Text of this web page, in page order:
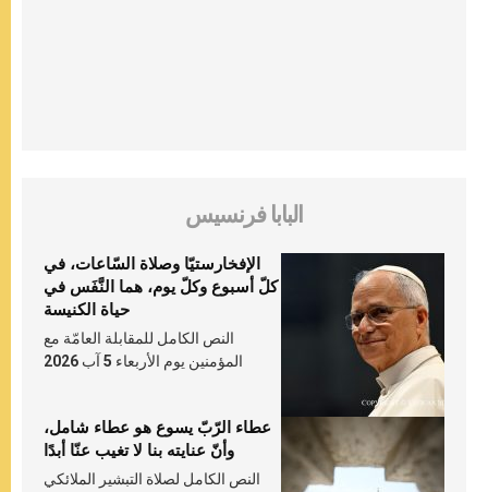
البابا فرنسيس
الإفخارستيّا وصلاة السّاعات، في
كلّ أسبوع وكلّ يوم، هما النَّفَس في
حياة الكنيسة
النص الكامل للمقابلة العامّة مع
المؤمنين يوم الأربعاء 5 آب 2026
عطاء الرّبّ يسوع هو عطاء شامل،
وأنّ عنايته بنا لا تغيب عنّا أبدًا
النص الكامل لصلاة التبشير الملائكي